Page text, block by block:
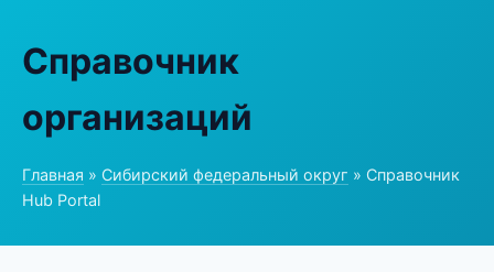
Справочник
организаций
Главная » Сибирский федеральный округ » Справочник
Hub Portal